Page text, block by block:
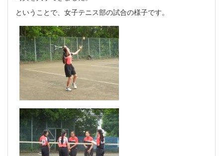
ということで、女子テニス部の試合の様子です。